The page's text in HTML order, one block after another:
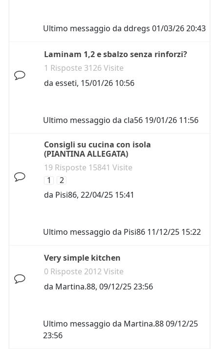
Ultimo messaggio da ddregs 01/03/26 20:43
Laminam 1,2 e sbalzo senza rinforzi?
1 Risposte 3126 Visite
da esseti, 15/01/26 10:56
Ultimo messaggio da cla56 19/01/26 11:56
Consigli su cucina con isola
(PIANTINA ALLEGATA)
19 Risposte 15841 Visite
1
2
da Pisi86, 22/04/25 15:41
Ultimo messaggio da Pisi86 11/12/25 15:22
Very simple kitchen
0 Risposte 2012 Visite
da Martina.88, 09/12/25 23:56
Ultimo messaggio da Martina.8809/12/25
23:56